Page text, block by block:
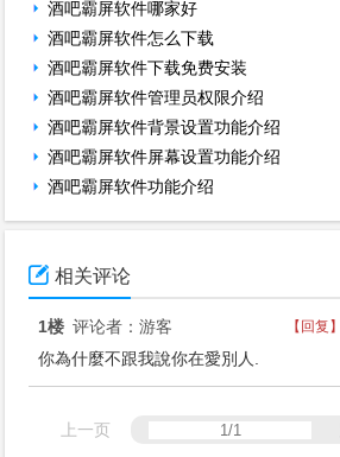
酒吧霸屏软件哪家好
酒吧霸屏软件怎么下载
酒吧霸屏软件下载免费安装
酒吧霸屏软件管理员权限介绍
酒吧霸屏软件背景设置功能介绍
酒吧霸屏软件屏幕设置功能介绍
酒吧霸屏软件功能介绍
 相关评论
【回复】
1楼 评论者：游客
你為什麼不跟我說你在愛別人.
上一页